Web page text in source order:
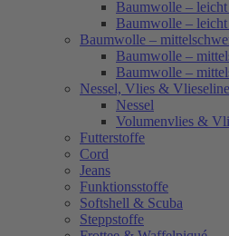
Baumwolle –
Baumwolle –
Baumwolle –
Baumwolle –
Baumwolle –
Nessel, Vlies & Vlieseline
Nessel
Volumenvlies &
Futterstoffe
Cord
Jeans
Funktionsstoffe
Softshell & Scuba
Steppstoffe